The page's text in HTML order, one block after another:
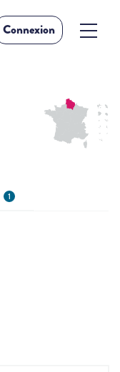
Connexion
1